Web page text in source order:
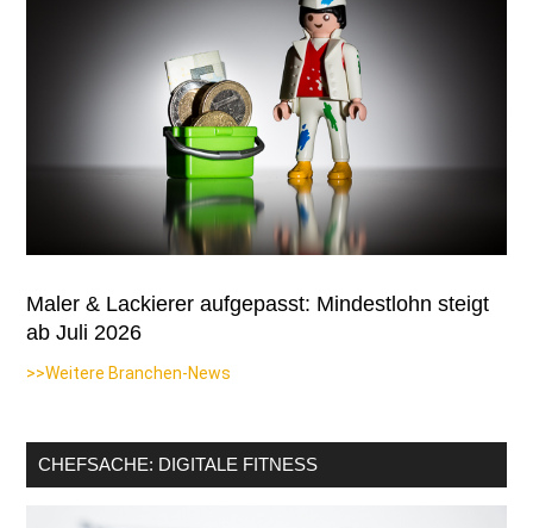
Maler & Lackierer aufgepasst: Mindestlohn steigt
ab Juli 2026
>>Weitere Branchen-News
CHEFSACHE: DIGITALE FITNESS